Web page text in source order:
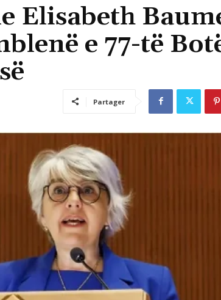
Elisabeth
e 77-të
Partager